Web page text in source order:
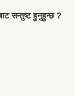
सन्तुष्ट हुनुहुन्छ ?